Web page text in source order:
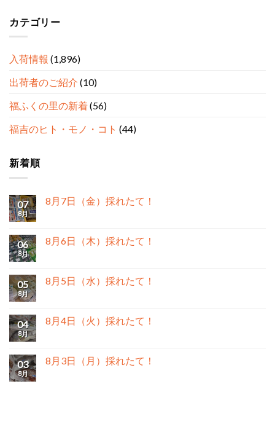
カテゴリー
入荷情報 (1,896)
出荷者のご紹介 (10)
福ふくの里の新着(56)
福吉のヒト・モノ・コト (44)
新着順
07
8月
8月7日（金）採れたて！
06
8月
8月6日（木）採れたて！
05
8月
8月5日（水）採れたて！
04
8月
8月4日（火）採れたて！
03
8月
8月3日（月）採れたて！